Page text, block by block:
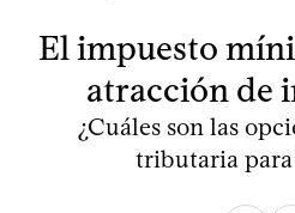
El impuesto
atracción de
¿Cuáles son las
tributaria